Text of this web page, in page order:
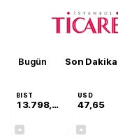
Bugün Son Dakika
BIST
13.798,82
USD
47,65